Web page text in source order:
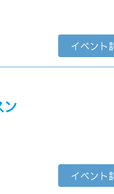
イベント
ン
イベント